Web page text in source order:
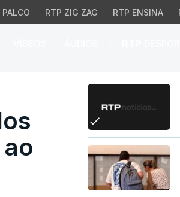
PALCO RTP ZIG ZAG RTP ENSINA
cortes